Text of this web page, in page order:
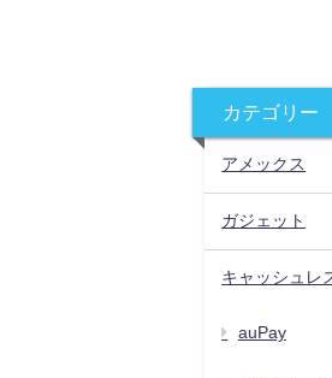
カテゴリー
アメックス
ガジェット
キャッシュレ
auPay